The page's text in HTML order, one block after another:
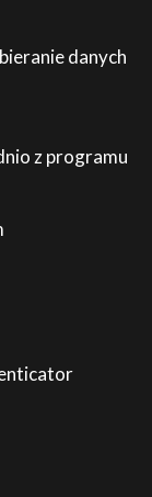
danych
z programu